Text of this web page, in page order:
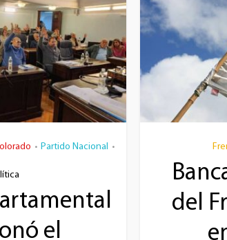
• Partido Nacional •
el
del